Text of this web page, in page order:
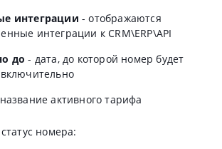
интеграции - отображаются
интеграции к CRM\ERP\API
до - дата, до которой номер будет
активного тарифа
номера: